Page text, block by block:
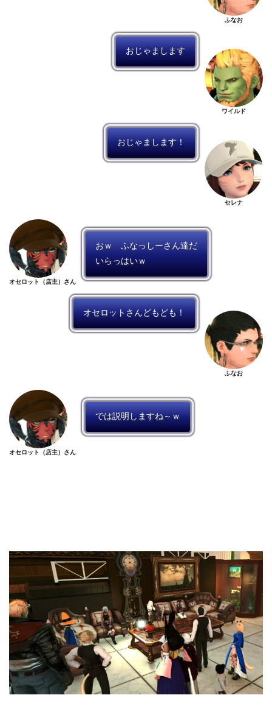
ふなお
おじゃまします
ワイルド
おじゃまします！
セレナ
オセロット（店主）さん
おｗ ふなっしーさん達だ
いらっはいｗ
オセロットさんどもども！
ふなお
オセロット（店主）さん
では説明しますね～ｗ